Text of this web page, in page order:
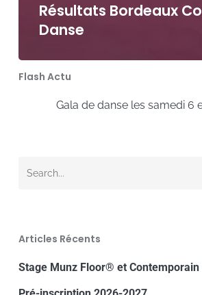
Résultats Bordeaux
Danse
Flash Actu
Gala de danse les samedi 6 et
Articles Récents
Stage Munz Floor® et Contemporain